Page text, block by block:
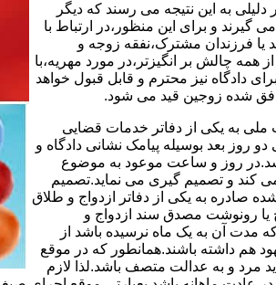
به این نتیجه می رسند که دیگر
و برای این منظور،در ارتباط با
یا فرزندان مشترک،نفقه زوجه و
چالش بر انگیزتر،در مورد مهریه،با
دادگاه نیز محترم و قابل قبول خواهد
شده زوجین قید می شود.
ملی به یکی از دفاتر خدمات قضایی
روز بعد بوسیله پیامک نشانی دادگاه و
رسد.در روز و ساعت موعود به موضوع
کند و تصمیم گیری می نماید.تصمیم
صادره به یکی از دفاتر ازدواج و طلاق
یا رونوشت مصدق سند ازدواج و
مدت آن به یک ماه نرسیده باشد از
هم داشته باشند.همانطور که در موقع
مرد و به عدالت متصف باشد.لذا لازم